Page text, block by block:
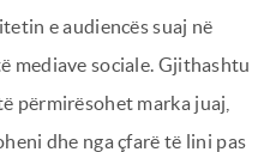
e audiencës suaj në
mediave sociale. Gjithashtu
përmirësohet marka juaj,
dhe nga çfarë të lini pas